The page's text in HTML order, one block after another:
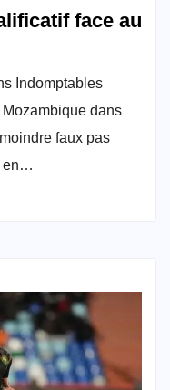
face au
Indomptables
dans
faux pas
en…